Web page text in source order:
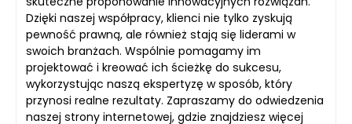
Dzięki naszej współpracy, klienci nie tylko zyskują
pewność prawną, ale również stają się liderami w
swoich branżach. Wspólnie pomagamy im
projektować i kreować ich ścieżkę do sukcesu,
wykorzystując naszą ekspertyzę w sposób, który
przynosi realne rezultaty. Zapraszamy do odwiedzenia
naszej strony internetowej, gdzie znajdziesz więcej